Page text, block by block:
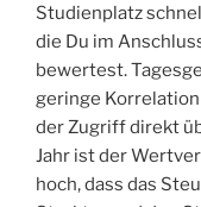
Studienplatz
die Du im
bewertest.
geringe
der Zugriff direkt
Jahr ist der
hoch, dass das